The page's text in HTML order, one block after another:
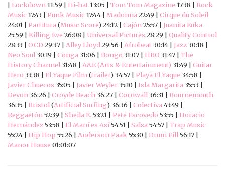
Lockdown 11:59 | Hi-hat 13:05 | Tom Tom Magazine 17:38 | Rock
Music 17:43 | Punk Music 17:44 | Madonna 22:49 | Cirque du Soleil
24:01 | Partitura (Music Score) 24:12 | Cajón 25:57 | Juanita Euka
25:59 | Killing Eve 26:08 | Universal Pictures 28:29 | Quality Control
28:33 | OCD 29:37 | Alley Lloyd 29:56 | Afrobeat 30:14 | Jazz 30:18 |
Neo Soul 30:19 | Conga 31:06 | Bongo 31:07 | HBO 31:47 | The
History Channel 31:48 | A&E (Arts & Entertainment) 31:49 | Guitar
Hero 33:38 | El Yaque Film (trailer) 34:57 | Playa El Yaque 34:58 |
Javier Chuecos 35:05 | Javier Weyler 35:10 | Isla Margarita 35:53 |
Devon 36:26 | Croyde Beach 36:27 | Cornwall 36:31 | Bournemouth
36:35 | Bristol (Artificial Surfing) 36:36 | Colectiva 43:49 |
Reggaetón 52:39 | Sheila E. 53:21 | Pete Escovedo 53:55 | Horacio
Hernández53:58 | El Maní es Así54:51 | Salsa 54:57 | Trap Music
55:24 | Hip Hop 55:26 | Anderson Paak 55:30 | Drum Fill 56:17 |
Manor House 01:01:07